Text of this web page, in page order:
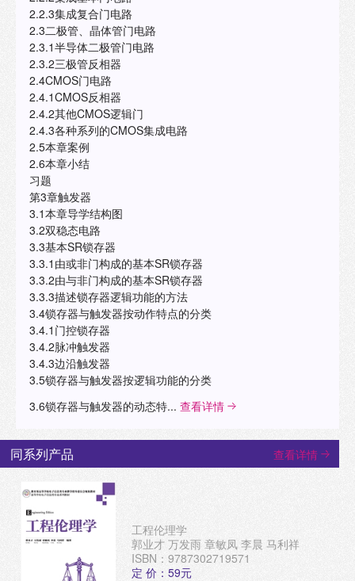
2.2.3集成复合门电路
2.3二极管、晶体管门电路
2.3.1半导体二极管门电路
2.3.2三极管反相器
2.4CMOS门电路
2.4.1CMOS反相器
2.4.2其他CMOS逻辑门
2.4.3各种系列的CMOS集成电路
2.5本章案例
2.6本章小结
习题
第3章触发器
3.1本章导学结构图
3.2双稳态电路
3.3基本SR锁存器
3.3.1由或非门构成的基本SR锁存器
3.3.2由与非门构成的基本SR锁存器
3.3.3描述锁存器逻辑功能的方法
3.4锁存器与触发器按动作特点的分类
3.4.1门控锁存器
3.4.2脉冲触发器
3.4.3边沿触发器
3.5锁存器与触发器按逻辑功能的分类
3.6锁存器与触发器的动态特... 查看详情
同系列产品 查看详情
工程伦理学
郭业才 万发雨 章敏凤 李晨 马利祥
ISBN：9787302719571
定 价：59元